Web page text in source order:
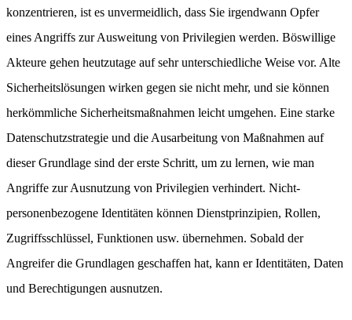
konzentrieren, ist es unvermeidlich, dass Sie irgendwann Opfer
eines Angriffs zur Ausweitung von Privilegien werden. Böswillige
Akteure gehen heutzutage auf sehr unterschiedliche Weise vor. Alte
Sicherheitslösungen wirken gegen sie nicht mehr, und sie können
herkömmliche Sicherheitsmaßnahmen leicht umgehen. Eine starke
Datenschutzstrategie und die Ausarbeitung von Maßnahmen auf
dieser Grundlage sind der erste Schritt, um zu lernen, wie man
Angriffe zur Ausnutzung von Privilegien verhindert. Nicht-
personenbezogene Identitäten können Dienstprinzipien, Rollen,
Zugriffsschlüssel, Funktionen usw. übernehmen. Sobald der
Angreifer die Grundlagen geschaffen hat, kann er Identitäten, Daten
und Berechtigungen ausnutzen.